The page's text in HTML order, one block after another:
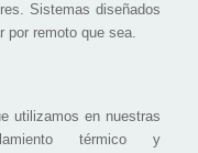
Sistemas diseñados
por remoto que sea.
utilizamos en nuestras
térmico y